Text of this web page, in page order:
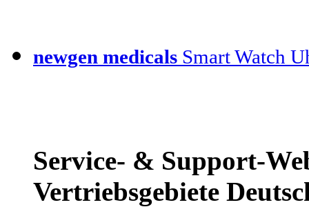
newgen medicals Smart Watch
Service- & Support-
Vertriebsgebiete